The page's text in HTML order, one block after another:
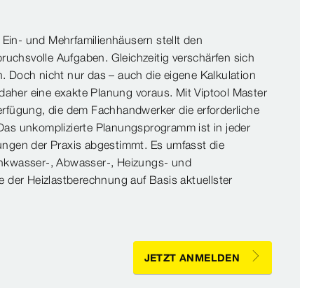
und Mehrfamilienhäusern stellt den
Aufgaben. Gleichzeitig verschärfen sich
Doch nicht nur das – auch die eigene Kalkulation
eine exakte Planung voraus. Mit Viptool Master
die dem Fachhandwerker die erforderliche
unkomplizierte Planungsprogramm ist in jeder
der Praxis abgestimmt. Es umfasst die
, Abwasser-, Heizungs- und
der Heizlastberechnung auf Basis aktuellster
JETZT ANMELDEN